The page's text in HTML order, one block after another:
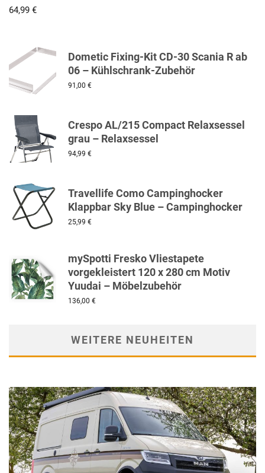
64,99 €
Dometic Fixing-Kit CD-30 Scania R ab
06 – Kühlschrank-Zubehör
91,00 €
Crespo AL/215 Compact Relaxsessel
grau – Relaxsessel
94,99 €
Travellife Como Campinghocker
Klappbar Sky Blue – Campinghocker
25,99 €
mySpotti Fresko Vliestapete
vorgekleistert 120 x 280 cm Motiv
Yuudai – Möbelzubehör
136,00 €
WEITERE NEUHEITEN